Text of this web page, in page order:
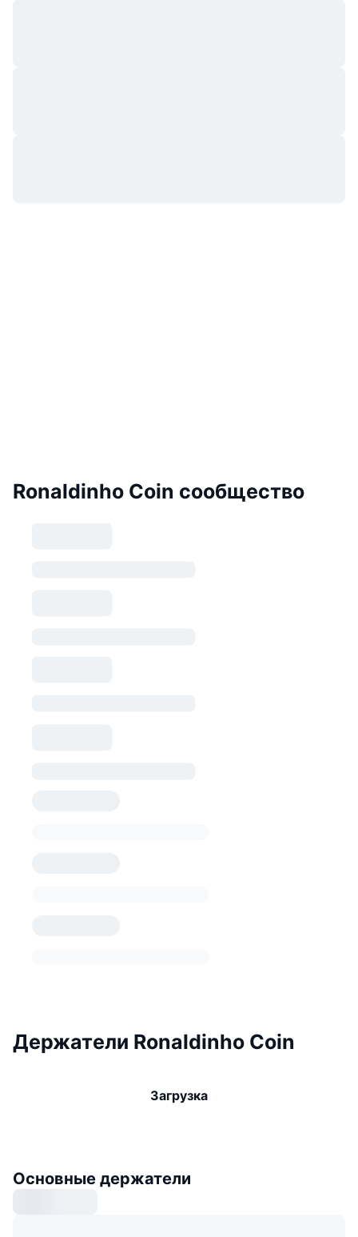
Ronaldinho Coin сообщество
Держатели Ronaldinho Coin
Загрузка
Основные держатели